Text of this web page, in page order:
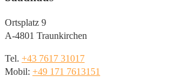
Ortsplatz 9
A-4801 Traunkirchen
Tel. +43 7617 31017
Mobil: +49 171 7613151